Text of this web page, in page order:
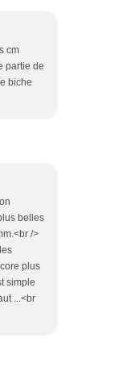
cm
partie de
biche
belles
/>
plus
simple
...<br